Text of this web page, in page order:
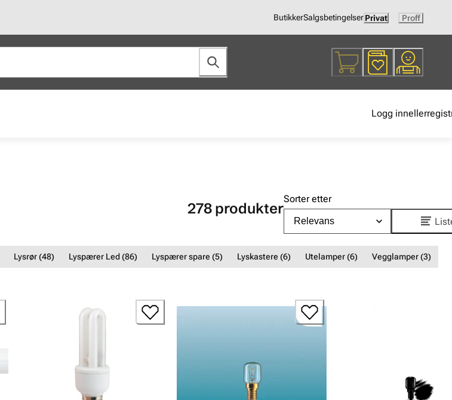
ButikkerSalgsbetingelserPrivat Proff
Logg inneller
278 produkter
Sorter etter
Lysrør (48) Lyspærer Led (86) Lyspærer spare (5) Lyskastere (6) Utelamper (6) Vegglamper (3)